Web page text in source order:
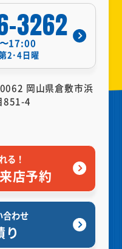
3262
17:00
2･4日曜
岡山県倉敷市浜
851-4
る！
店予約
合わせ
り